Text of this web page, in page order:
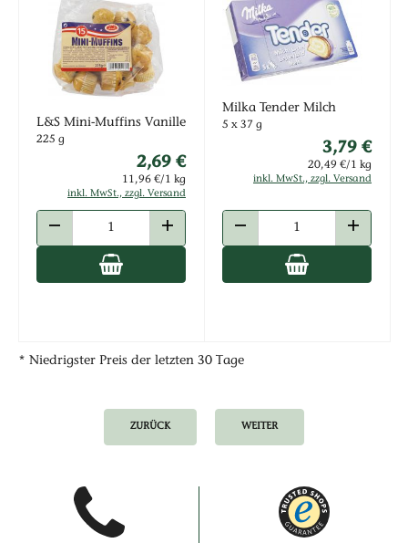
L&S Mini-Muffins Vanille
225 g
2,69 €
11,96 €/1 kg
inkl. MwSt., zzgl. Versand
ANZAHL ERHÖHEN
Milka Tender Milch
5 x 37 g
3,79 €
20,49 €/1 kg
inkl. MwSt., zzgl. Versand
ANZAHL
* Niedrigster Preis der letzten 30 Tage
ZURÜCK WEITER